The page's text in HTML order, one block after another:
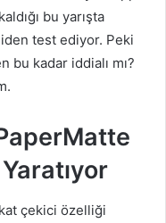
bu yarışta
test ediyor. Peki
bu kadar iddialı mı?
çekici özelliği